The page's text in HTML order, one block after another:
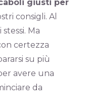
giusti per
consigli. Al
Ma
certezza
su più
avere una
da